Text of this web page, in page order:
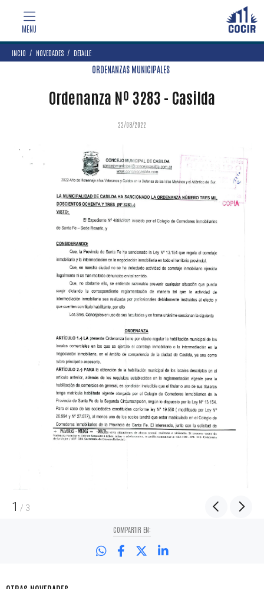
INCIO NOVEDADES DETALLE
ORDENANZAS MUNICIPALES
Ordenanza Nº 3283 - Casilda
22/08/2022
1 / 3
COMPARTIR EN: